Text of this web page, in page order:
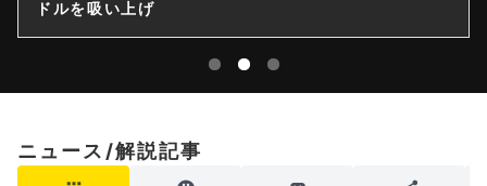
ドルを吸い上げ
ニュース/解説記事